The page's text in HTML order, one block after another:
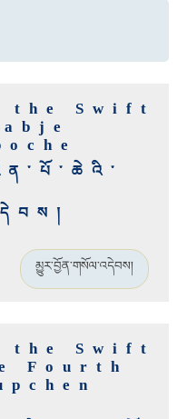
the Swift
མྱུར་བྱོན་གསོལ་འདེབས།
the Swift
Fourth